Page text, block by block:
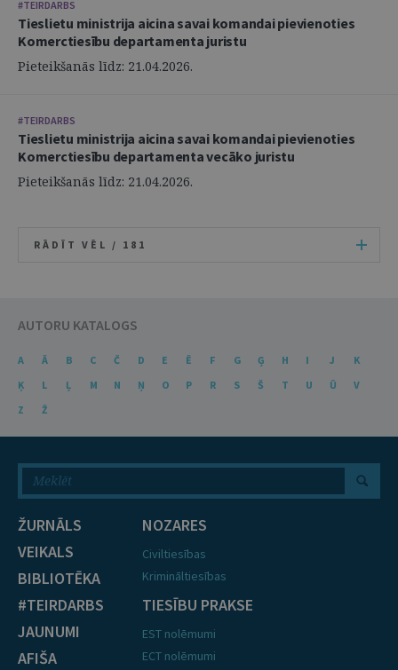
#TEIRDARBS
Tieslietu ministrija aicina savai komandai pievienoties
Komerctiesību departamenta juristu
Pieteikšanās līdz: 21.04.2026.
#TEIRDARBS
Tieslietu ministrija aicina savai komandai pievienoties
Komerctiesību departamenta vecāko juristu
Pieteikšanās līdz: 21.04.2026.
RĀDĪT VĒL / 181
AUTORU KATALOGS
A Ā B C Č D E Ē F G Ģ H I J
K
Ķ
L Ļ M N Ņ O P R S Š T U Ū
V
Z
Ž
ŽURNĀLS
VEIKALS
BIBLIOTĒKA
#TEIRDARBS
JAUNUMI
AFIŠA
NOZARES
Civiltiesības
Krimināltiesības
TIESĪBU PRAKSE
EST nolēmumi
ECT nolēmumi